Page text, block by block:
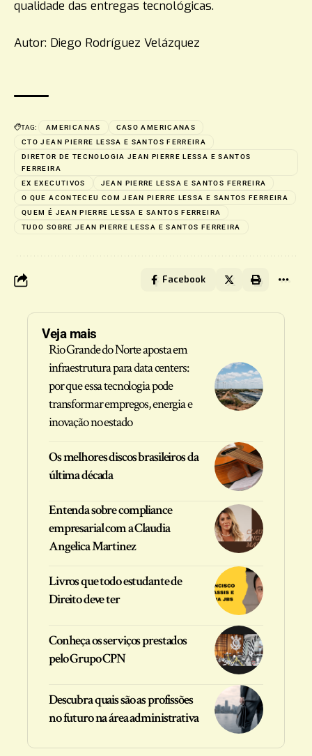
qualidade das entregas tecnológicas.
Autor: Diego Rodríguez Velázquez
TAG: AMERICANAS
CASO AMERICANAS
CTO JEAN PIERRE LESSA E SANTOS FERREIRA
DIRETOR DE TECNOLOGIA JEAN PIERRE LESSA E SANTOS
FERREIRA
EX EXECUTIVOS
JEAN PIERRE LESSA E SANTOS FERREIRA
O QUE ACONTECEU COM JEAN PIERRE LESSA E SANTOS FERREIRA
QUEM É JEAN PIERRE LESSA E SANTOS FERREIRA
TUDO SOBRE JEAN PIERRE LESSA E SANTOS FERREIRA
Facebook
Veja mais
Rio Grande do Norte aposta em
infraestrutura para data centers:
por que essa tecnologia pode
transformar empregos, energia e
inovação no estado
Os melhores discos brasileiros da
última década
Entenda sobre compliance
empresarial com a Claudia
Angelica Martinez
Livros que todo estudante de
Direito deve ter
Conheça os serviços prestados
pelo Grupo CPN
Descubra quais são as profissões
no futuro na área administrativa